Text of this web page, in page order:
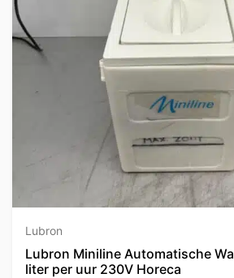
Lubron
Lubron Miniline Automatische
liter per uur 230V Horeca